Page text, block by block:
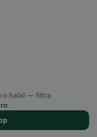
o halal — filtra
.